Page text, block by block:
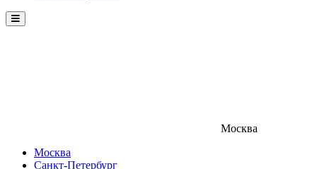
Menu
Москва
Москва
Санкт-Петербург